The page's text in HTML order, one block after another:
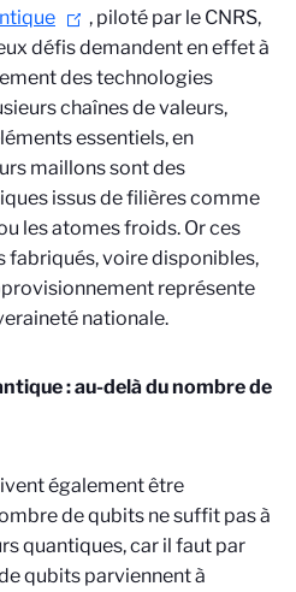
, piloté par le CNRS,
défis demandent en effet à
des technologies
chaînes de valeurs,
essentiels, en
maillons sont des
issus de filières comme
les atomes froids. Or ces
fabriqués, voire disponibles,
représente
nationale.
: au-delà du nombre de
également être
de qubits ne suffit pas à
quantiques, car il faut par
qubits parviennent à